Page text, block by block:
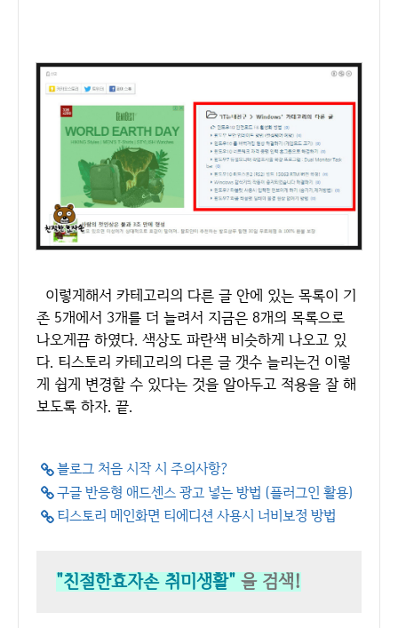
이렇게해서 카테고리의 다른 글 안에 있는 목록이 기
존 5개에서 3개를 더 늘려서 지금은 8개의 목록으로
나오게끔 하였다. 색상도 파란색 비슷하게 나오고 있
다. 티스토리 카테고리의 다른 글 갯수 늘리는건 이렇
게 쉽게 변경할 수 있다는 것을 알아두고 적용을 잘 해
보도록 하자. 끝.
블로그 처음 시작 시 주의사항?
구글 반응형 애드센스 광고 넣는 방법 (플러그인 활용)
티스토리 메인화면 티에디션 사용시 너비보정 방법
"친절한효자손 취미생활" 을 검색!